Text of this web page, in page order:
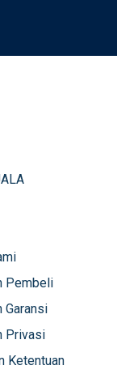
Pembeli
Garansi
Privasi
Ketentuan